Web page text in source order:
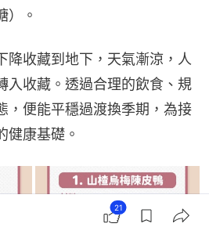
）。
降收藏到地下，天氣漸涼，人
入收藏。透過合理的飲食、規
，便能平穩過渡換季期，為接
健康基礎。
21